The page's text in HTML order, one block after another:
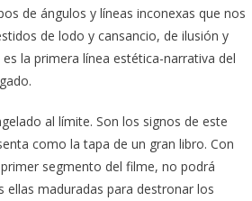
de ángulos y líneas inconexas que nos
de lodo y cansancio, de ilusión y
la primera línea estética-narrativa del
al límite. Son los signos de este
como la tapa de un gran libro. Con
segmento del filme, no podrá
maduradas para destronar los